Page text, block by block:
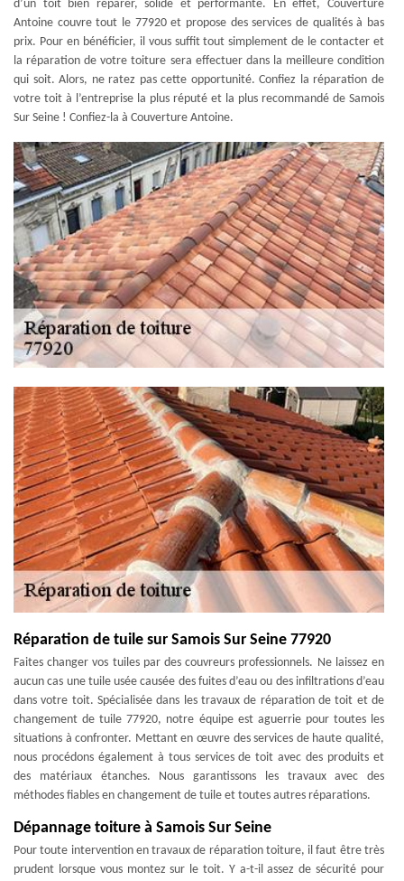
d’un toit bien réparer, solide et performante. En effet, Couverture
Antoine couvre tout le 77920 et propose des services de qualités à bas
prix. Pour en bénéficier, il vous suffit tout simplement de le contacter et
la réparation de votre toiture sera effectuer dans la meilleure condition
qui soit. Alors, ne ratez pas cette opportunité. Confiez la réparation de
votre toit à l’entreprise la plus réputé et la plus recommandé de Samois
Sur Seine ! Confiez-la à Couverture Antoine.
Réparation de tuile sur Samois Sur Seine 77920
Faites changer vos tuiles par des couvreurs professionnels. Ne laissez en
aucun cas une tuile usée causée des fuites d’eau ou des infiltrations d’eau
dans votre toit. Spécialisée dans les travaux de réparation de toit et de
changement de tuile 77920, notre équipe est aguerrie pour toutes les
situations à confronter. Mettant en œuvre des services de haute qualité,
nous procédons également à tous services de toit avec des produits et
des matériaux étanches. Nous garantissons les travaux avec des
méthodes fiables en changement de tuile et toutes autres réparations.
Dépannage toiture à Samois Sur Seine
Pour toute intervention en travaux de réparation toiture, il faut être très
prudent lorsque vous montez sur le toit. Y a-t-il assez de sécurité pour